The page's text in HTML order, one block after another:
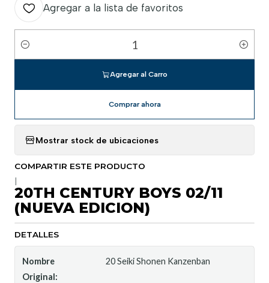
Agregar a la lista de favoritos
Cantidad
Agregar al Carro
Comprar ahora
Mostrar stock de ubicaciones
COMPARTIR ESTE PRODUCTO
20TH CENTURY BOYS 02/11
(NUEVA EDICION)
DETALLES
Nombre
Original:
20 Seiki Shonen Kanzenban